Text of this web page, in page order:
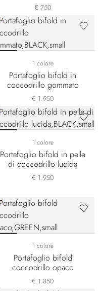
€ 750
1 colore
Portafoglio bifold in
coccodrillo gommato
€ 1.950
1 colore
Portafoglio bifold in pelle
di coccodrillo lucida
€ 1.950
1 colore
Portafoglio bifold
coccodrillo opaco
€ 1.850